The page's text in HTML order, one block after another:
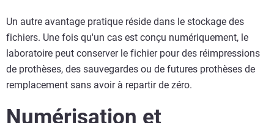
Un autre avantage pratique réside dans le stockage des
fichiers. Une fois qu'un cas est conçu numériquement, le
laboratoire peut conserver le fichier pour des réimpressions
de prothèses, des sauvegardes ou de futures prothèses de
remplacement sans avoir à repartir de zéro.
Numérisation et